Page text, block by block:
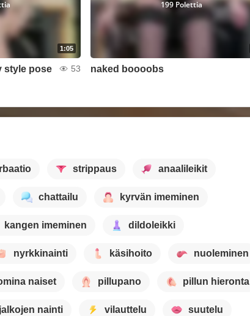
1:05
style pose 53
199 Polettia
naked boooobs
strippaus anaalileikit
chattailu kyrvän imeminen
kangen imeminen dildoleikki
nyrkkinainti käsihoito nuoleminen
naiset pillupano pillun hieronta
jalkojen nainti vilauttelu suutelu